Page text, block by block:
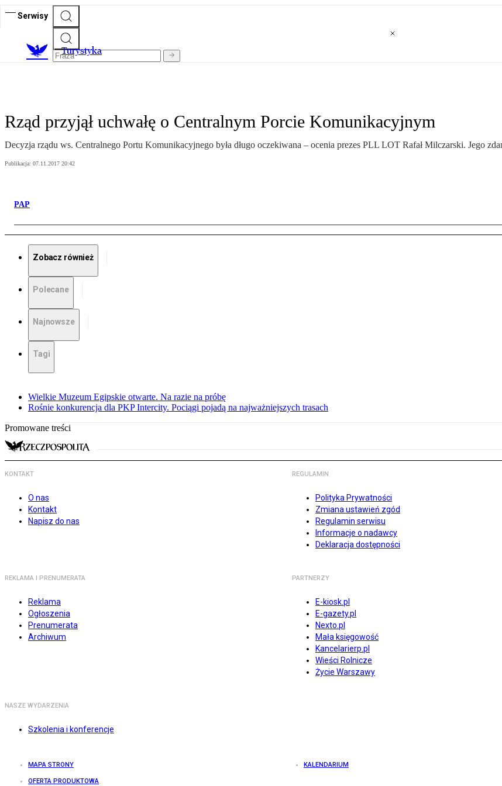
Serwisy
Turystyka
Rząd przyjął uchwałę o Centralnym Porcie Komunikacyjnym
Decyzja rządu ws. Centralnego Portu Komunikacyjnego była długo oczekiwana – ocenia prezes PLL LOT Rafał Milczarski. Jego
Publikacja: 07.11.2017 20:42
PAP
Zobacz również
Polecane
Najnowsze
Tagi
Wielkie Muzeum Egipskie otwarte. Na razie na próbę
Rośnie konkurencja dla PKP Intercity. Pociągi pojadą na najważniejszych trasach
Promowane treści
KONTAKT
O nas
Kontakt
Napisz do nas
REGULAMIN
Polityka Prywatności
Zmiana ustawień zgód
Regulamin serwisu
Informacje o nadawcy
Deklaracja dostępności
REKLAMA I PRENUMERATA
Reklama
Ogłoszenia
Prenumerata
Archiwum
PARTNERZY
E-kiosk.pl
E-gazety.pl
Nexto.pl
Mała księgowość
Kancelarierp.pl
Wieści Rolnicze
Życie Warszawy
NASZE WYDARZENIA
Szkolenia i konferencje
MAPA STRONY KALENDARIUM
OFERTA PRODUKTOWA